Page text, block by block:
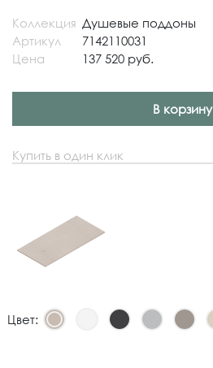
Коллекция Душевые поддоны
Артикул
7142110031
Цена
137 520 руб.
В корзину
Купить в один клик
Цвет: